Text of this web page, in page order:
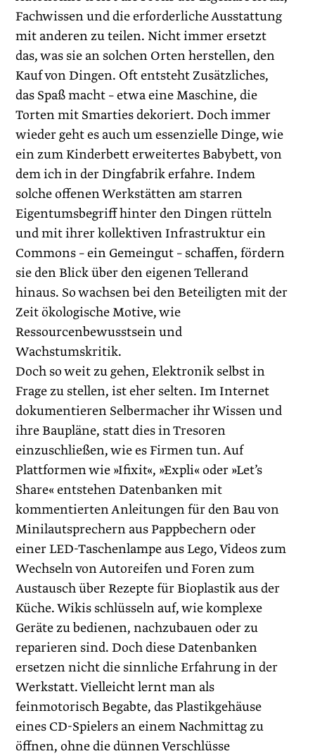
Fachwissen und die erforderliche Ausstattung
mit anderen zu teilen. Nicht immer ersetzt
das, was sie an solchen Orten herstellen, den
Kauf von Dingen. Oft entsteht Zusätzliches,
das Spaß macht – etwa eine Maschine, die
Torten mit Smarties dekoriert. Doch immer
wieder geht es auch um essenzielle Dinge, wie
ein zum Kinderbett erweitertes Babybett, von
dem ich in der Dingfabrik erfahre. Indem
solche offenen Werkstätten am starren
Eigentumsbegriff hinter den Dingen rütteln
und mit ihrer kollektiven Infrastruktur ein
Commons – ein Gemeingut – schaffen, fördern
sie den Blick über den eigenen Tellerand
hinaus. So wachsen bei den Beteiligten mit der
Zeit ökologische Motive, wie
Ressourcenbewusstsein und
Wachstumskritik.
Doch so weit zu gehen, Elektronik selbst in
Frage zu stellen, ist eher selten. Im Internet
dokumentieren Selbermacher ihr Wissen und
ihre Baupläne, statt dies in Tresoren
einzuschließen, wie es Firmen tun. Auf
Plattformen wie »Ifixit«, »Expli« oder »Let’s
Share« entstehen Datenbanken mit
kommentierten Anleitungen für den Bau von
Minilautsprechern aus Pappbechern oder
einer LED-Taschenlampe aus Lego, Videos zum
Wechseln von Autoreifen und Foren zum
Austausch über Rezepte für Bioplastik aus der
Küche. Wikis schlüsseln auf, wie komplexe
Geräte zu bedienen, nachzubauen oder zu
reparieren sind. Doch diese Datenbanken
ersetzen nicht die sinnliche Erfahrung in der
Werkstatt. Vielleicht lernt man als
feinmotorisch Begabte, das Plastikgehäuse
eines CD-Spielers an einem Nachmittag zu
öffnen, ohne die dünnen Verschlüsse